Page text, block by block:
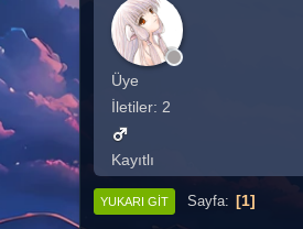
Üye
İletiler: 2
Kayıtlı
YUKARI GIT Sayfa 1